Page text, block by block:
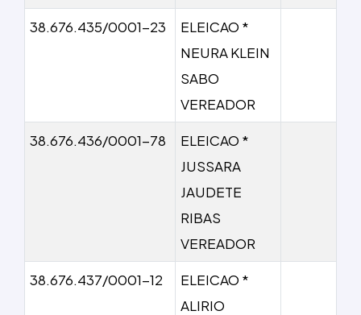
38.676.435/0001-23
ELEICAO *
NEURA KLEIN
SABO
VEREADOR
38.676.436/0001-78
ELEICAO *
JUSSARA
JAUDETE
RIBAS
VEREADOR
38.676.437/0001-12
ELEICAO *
ALIRIO